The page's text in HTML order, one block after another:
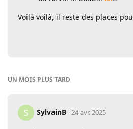
Voilà voilà, il reste des places
UN MOIS PLUS TARD
S SylvainB 24 avr. 2025